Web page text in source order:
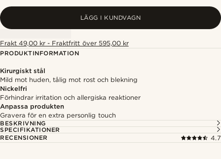
LÄGG I KUNDVAGN
Frakt 49,00 kr - Fraktfritt över 595,00 kr
PRODUKTINFORMATION
Kirurgiskt stål
Mild mot huden, tålig mot rost och blekning
Nickelfri
Förhindrar irritation och allergiska reaktioner
Anpassa produkten
Gravera för en extra personlig touch
BESKRIVNING
SPECIFIKATIONER
RECENSIONER
4.7